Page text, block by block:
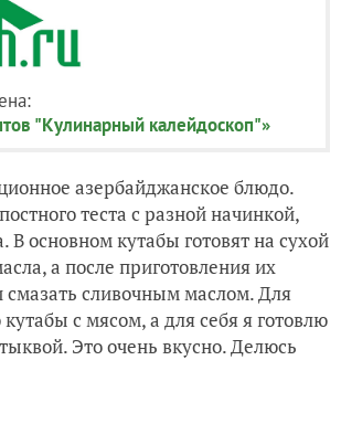
"Кулинарный калейдоскоп"»
азербайджанское блюдо.
теста с разной начинкой,
В основном кутабы готовят на сухой
а после приготовления их
сливочным маслом. Для
с мясом, а для себя я готовлю
Это очень вкусно. Делюсь